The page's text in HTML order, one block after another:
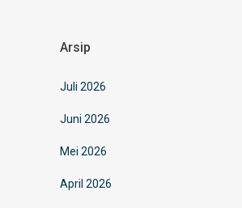
Arsip
Juli 2026
Juni 2026
Mei 2026
April 2026